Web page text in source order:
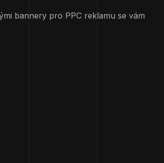
bannery pro PPC reklamu se vám